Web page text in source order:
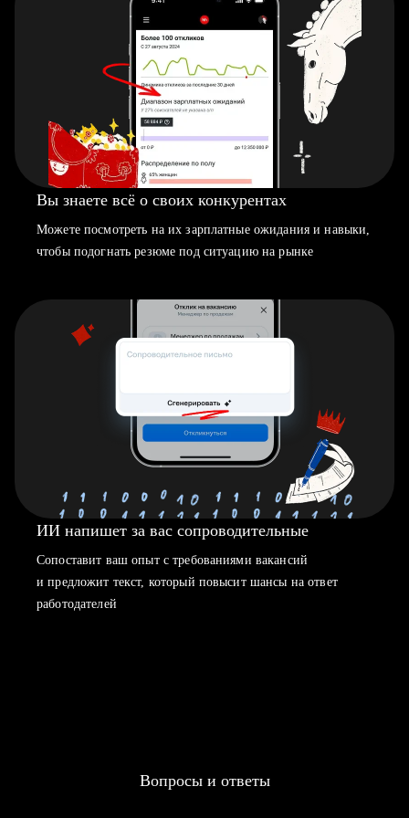
Вы знаете всё о своих конкурентах
Можете посмотреть на их зарплатные ожидания и навыки,
чтобы подогнать резюме под ситуацию на рынке
ИИ напишет за вас сопроводительные
Сопоставит ваш опыт с требованиями вакансий
и предложит текст, который повысит шансы на ответ
работодателей
Вопросы и ответы